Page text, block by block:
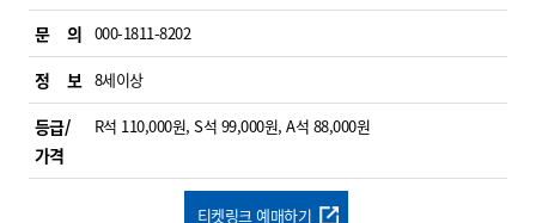
문 의 000-1811-8202
정 보 8세이상
등급/
가격
R석 110,000원, S석 99,000원, A석 88,000원
티켓링크 예매하기